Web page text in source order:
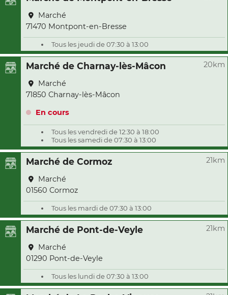
Marché
71470 Montpont-en-Bresse
Tous les jeudi de 07:30 à 13:00
Marché de Charnay-lès-Mâcon 20km
Marché
71850 Charnay-lès-Mâcon
En cours
Tous les vendredi de 12:30 à 18:00
Tous les samedi de 07:30 à 13:00
Marché de Cormoz 21km
Marché
01560 Cormoz
Tous les mardi de 07:30 à 13:00
Marché de Pont-de-Veyle 21km
Marché
01290 Pont-de-Veyle
Tous les lundi de 07:30 à 13:00